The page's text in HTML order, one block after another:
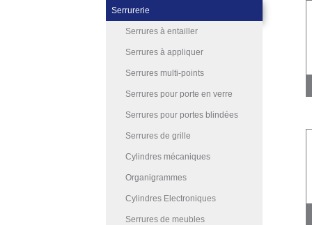
Serrurerie
Serrures à entailler
Serrures à appliquer
Serrures multi-points
Serrures pour porte en verre
Serrures pour portes blindées
Serrures de grille
Cylindres mécaniques
Organigrammes
Cylindres Electroniques
Serrures de meubles